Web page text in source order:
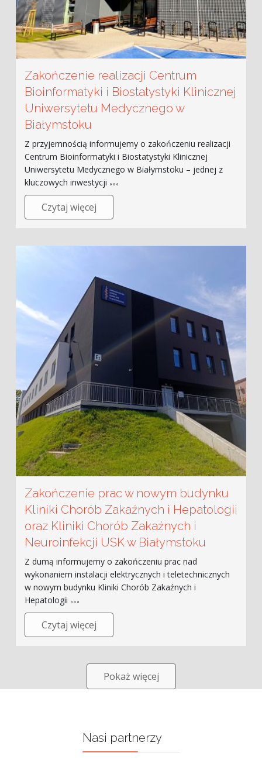
Zakończenie realizacji Centrum
Bioinformatyki i Biostatystyki Klinicznej
Uniwersytetu Medycznego w
Białymstoku
Z przyjemnością informujemy o zakończeniu realizacji
Centrum Bioinformatyki i Biostatystyki Klinicznej
Uniwersytetu Medycznego w Białymstoku – jednej z
kluczowych inwestycji
Czytaj więcej
Zakończenie prac w nowym budynku
Kliniki Chorób Zakaźnych i Hepatologii
oraz Kliniki Chorób Zakaźnych i
Neuroinfekcji USK w Białymstoku
Z dumą informujemy o zakończeniu prac nad
wykonaniem instalacji elektrycznych i teletechnicznych
w nowym budynku Kliniki Chorób Zakaźnych i
Hepatologii
Czytaj więcej
Pokaż więcej
Nasi partnerzy